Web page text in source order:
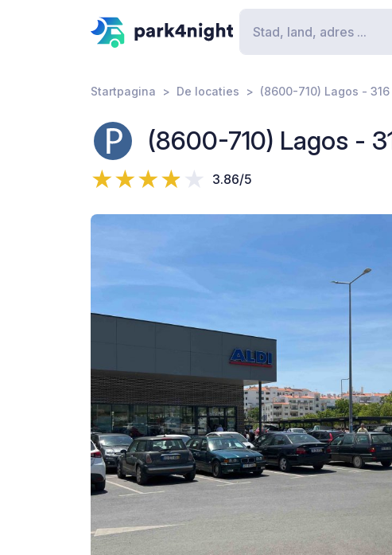
Startpagina De locaties (8600-710) Lagos -
(8600-710) Lagos -
3.86/5